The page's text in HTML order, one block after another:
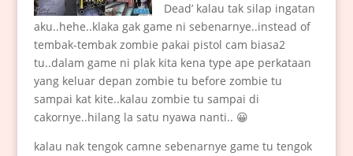
Dead’ kalau tak silap ingatan
aku..hehe..klaka gak game ni sebenarnye..instead of
tembak-tembak zombie pakai pistol cam biasa2
tu..dalam game ni plak kita kena type ape perkataan
yang keluar depan zombie tu before zombie tu
sampai kat kite..kalau zombie tu sampai di
cakornye..hilang la satu nyawa nanti.. 😀
kalau nak tengok camne sebenarnye game tu tengok